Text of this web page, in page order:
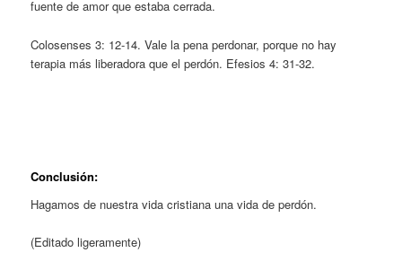
fuente de amor que estaba cerrada.
Colosenses 3: 12-14. Vale la pena perdonar, porque no hay
terapia más liberadora que el perdón. Efesios 4: 31-32.
Conclusión:
Hagamos de nuestra vida cristiana una vida de perdón.
(Editado ligeramente)